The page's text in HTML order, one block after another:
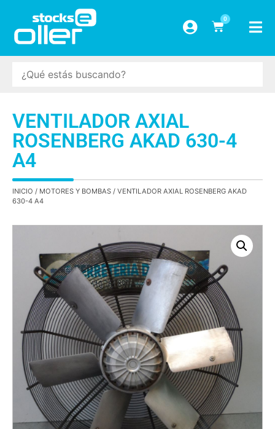
0
VENTILADOR AXIAL
ROSENBERG AKAD 630-4
A4
INICIO / MOTORES Y BOMBAS / VENTILADOR AXIAL ROSENBERG AKAD
630-4 A4